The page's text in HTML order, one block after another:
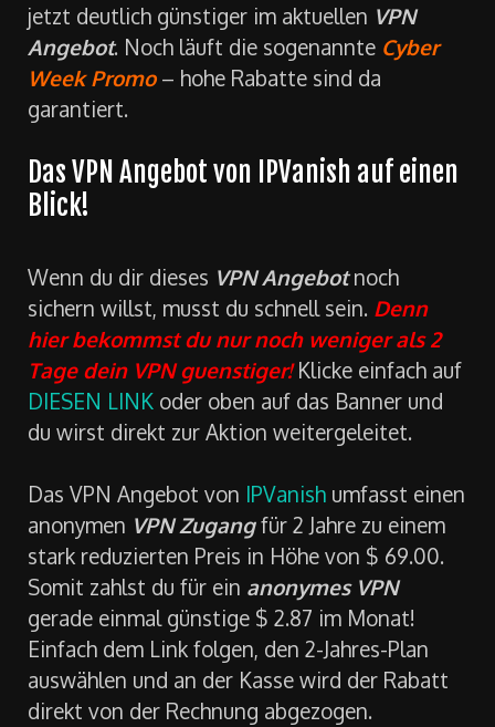
jetzt deutlich günstiger im aktuellen VPN
Angebot. Noch läuft die sogenannte Cyber
Week Promo– hohe Rabatte sind da
garantiert.
Das VPN Angebot von IPVanish auf einen
Blick!
Wenn du dir dieses VPN Angebotnoch
sichern willst, musst du schnell sein. Denn
hier bekommst du nur noch weniger als 2
Tage dein VPN guenstiger!Klicke einfach auf
DIESEN LINK oder oben auf das Banner und
du wirst direkt zur Aktion weitergeleitet.
Das VPN Angebot von IPVanish umfasst einen
anonymen VPN Zugangfür 2 Jahre zu einem
stark reduzierten Preis in Höhe von $ 69.00.
Somit zahlst du für ein anonymes VPN
gerade einmal günstige $ 2.87 im Monat!
Einfach dem Link folgen, den 2-Jahres-Plan
auswählen und an der Kasse wird der Rabatt
direkt von der Rechnung abgezogen.